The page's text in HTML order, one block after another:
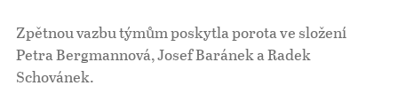
Zpětnou vazbu týmům poskytla porota ve složení
Petra Bergmannová, Josef Baránek a Radek
Schovánek.